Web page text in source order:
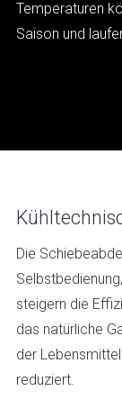
Temperaturen
Saison und
Die
steigern die
das natürliche
der
reduziert.